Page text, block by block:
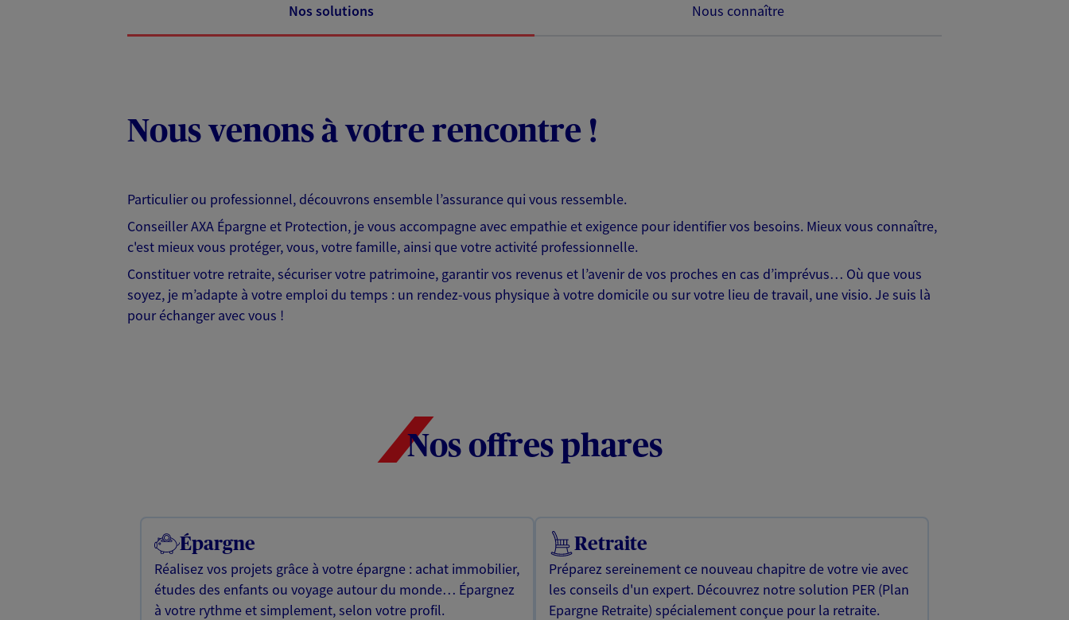
Nos solutions Nous connaître
Nous venons à votre rencontre !
Particulier ou professionnel, découvrons ensemble l’assurance qui vous ressemble.
Conseiller AXA Épargne et Protection, je vous accompagne avec empathie et exigence pour identifier vos besoins. Mieux vous connaître,
c'est mieux vous protéger, vous, votre famille, ainsi que votre activité professionnelle.
Constituer votre retraite, sécuriser votre patrimoine, garantir vos revenus et l’avenir de vos proches en cas d’imprévus… Où que vous
soyez, je m’adapte à votre emploi du temps : un rendez-vous physique à votre domicile ou sur votre lieu de travail, une visio. Je suis là
pour échanger avec vous !
Nos offres phares
Épargne
Réalisez vos projets grâce à votre épargne : achat immobilier,
études des enfants ou voyage autour du monde… Épargnez
à votre rythme et simplement, selon votre profil.
Retraite
Préparez sereinement ce nouveau chapitre de votre vie avec
les conseils d'un expert. Découvrez notre solution PER (Plan
Epargne Retraite) spécialement conçue pour la retraite.